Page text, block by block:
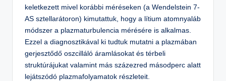
keletkezett mivel korábbi méréseken (a Wendelstein 7-
AS sztellarátoron) kimutattuk, hogy a lítium atomnyaláb
módszer a plazmaturbulencia mérésére is alkalmas.
Ezzel a diagnosztikával ki tudtuk mutatni a plazmában
gerjesztődő oszcilláló áramlásokat és térbeli
struktúrájukat valamint más százezred másodperc alatt
lejátszódó plazmafolyamatok részleteit.